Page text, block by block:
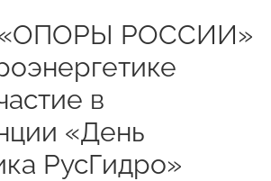
«ОПОРЫ РОССИИ»
в
«День
РусГидро»